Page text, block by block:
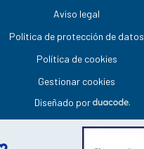
Aviso legal
Política de protección de datos
Política de cookies
Gestionar cookies
Diseñado por